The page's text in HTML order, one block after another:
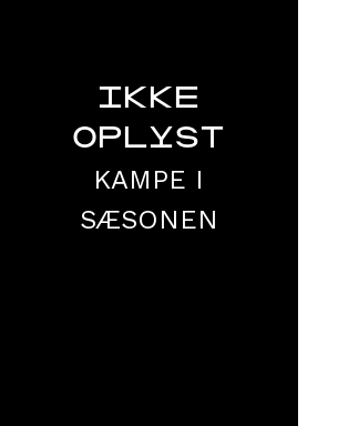
IKKE
OPLYST
KAMPE I
SÆSONEN